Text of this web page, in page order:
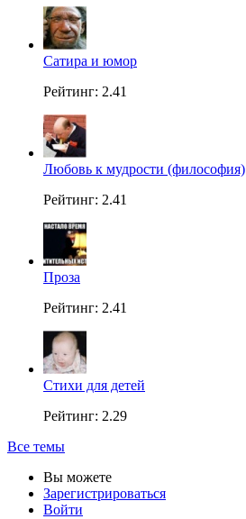
Сатира и юмор
Рейтинг: 2.41
Любовь к мудрости (философия)
Рейтинг: 2.41
Проза
Рейтинг: 2.41
Стихи для детей
Рейтинг: 2.29
Все темы
Вы можете
Зарегистрироваться
Войти